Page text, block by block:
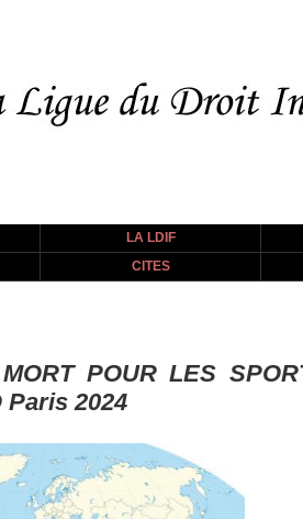
LA LDIF
CITES
POUR LES
Paris 2024